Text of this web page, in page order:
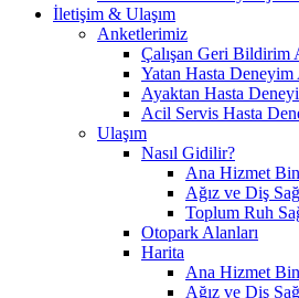
İletişim & Ulaşım
Anketlerimiz
Çalışan Geri Bildirim
Yatan Hasta Deneyim
Ayaktan Hasta
Acil Servis Hasta
Ulaşım
Nasıl Gidilir?
Ana Hizmet
Ağız ve Diş
Toplum Ruh
Otopark Alanları
Harita
Ana Hizmet
Ağız ve Diş